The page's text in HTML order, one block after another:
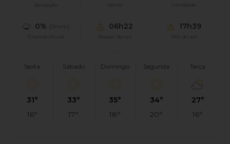
Sensação Vento Umidade
0% (0mm)
Chance chuva
06h22
Nascer do sol
17h39
Pôr do sol
Sexta
31°
16°
Sábado
33°
17°
Domingo
35°
18°
Segunda
34°
20°
Terça
27°
16°